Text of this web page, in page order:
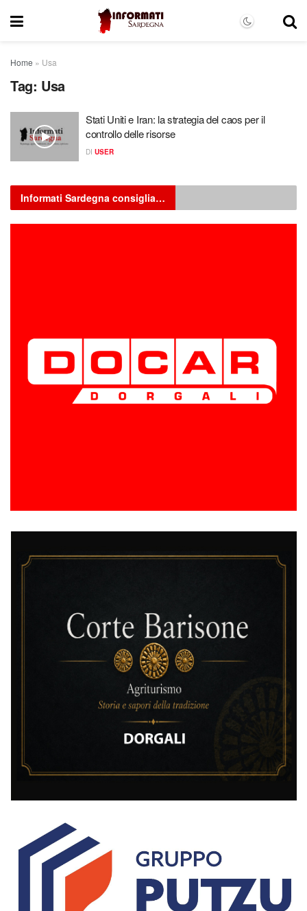
Home » Usa
Tag: Usa
Stati Uniti e Iran: la strategia del caos per il
controllo delle risorse
DI USER
Informati Sardegna consiglia…